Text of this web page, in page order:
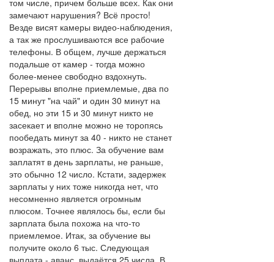
том числе, причем больше всех. Как они
замечают нарушения? Всё просто!
Везде висят камеры видео-наблюдения,
а так же прослушиваются все рабочие
телефоны. В общем, лучше держаться
подальше от камер - тогда можно
более-менее свободно вздохнуть.
Перерывы вполне приемлемые, два по
15 минут "на чай" и один 30 минут на
обед, но эти 15 и 30 минут никто не
засекает и вполне можно не торопясь
пообедать минут за 40 - никто не станет
возражать, это плюс. За обучение вам
заплатят в день зарплаты, не раньше,
это обычно 12 число. Кстати, задержек
зарплаты у них тоже никогда нет, что
несомненно является огромным
плюсом. Точнее являлось бы, если бы
зарплата была похожа на что-то
приемлемое. Итак, за обучение вы
получите около 6 тыс. Следующая
выплата - аванс, выдаётся 25 числа. В